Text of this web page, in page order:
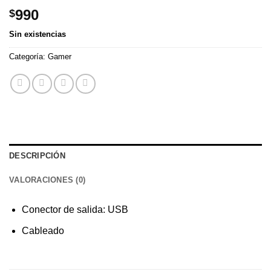
$990
Sin existencias
Categoría: Gamer
DESCRIPCIÓN
VALORACIONES (0)
Conector de salida: USB
Cableado